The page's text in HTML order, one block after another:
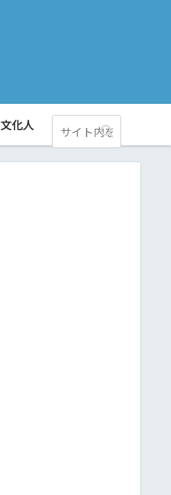
文化人